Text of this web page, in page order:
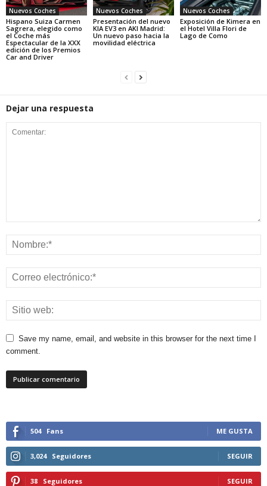
Nuevos Coches
Hispano Suiza Carmen
Sagrera, elegido como
el Coche más
Espectacular de la XXX
edición de los Premios
Car and Driver
Nuevos Coches
Presentación del nuevo
KIA EV3 en AKI Madrid:
Un nuevo paso hacia la
movilidad eléctrica
Nuevos Coches
Exposición de Kimera en
el Hotel Villa Flori de
Lago de Como
Dejar una respuesta
Save my name, email, and website in this browser for the next time I
comment.
504 Fans ME GUSTA
3,024 Seguidores SEGUIR
38 Seguidores SEGUIR